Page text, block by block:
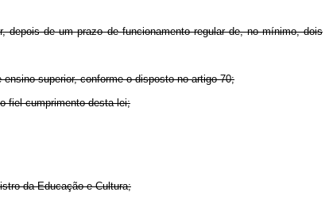
depois de um prazo de funcionamento regular de, no mínimo, dois
superior, conforme o disposto no artigo 70;
cumprimento desta lei;
da Educação e Cultura;